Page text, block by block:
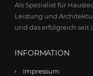
Als Spezialist für
Leistung und
und das erfolgreich seit
INFORMATION
Impressum